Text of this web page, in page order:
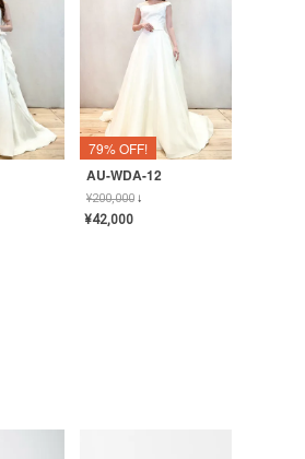
79% OFF!
AU-WDA-12
¥200,000↓
¥42,000